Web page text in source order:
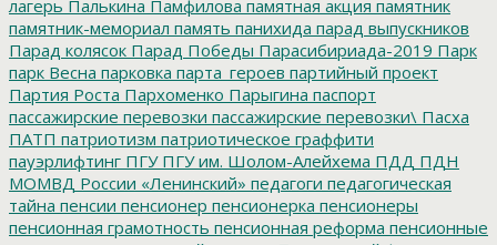
лагерь Палькина Памфилова памятная акция памятник
памятник-мемориал память панихида парад выпускников
Парад колясок Парад Победы Парасибириада-2019 Парк
парк Весна парковка парта_героев партийный проект
Партия Роста Пархоменко Парыгина паспорт
пассажирские перевозки пассажирские перевозки\ Пасха
ПАТП патриотизм патриотическое граффити
пауэрлифтинг ПГУПГУ им. Шолом-Алейхема ПДД ПДН
МОМВД России «Ленинский» педагоги педагогическая
тайна пенсии пенсионер пенсионерка пенсионеры
пенсионная грамотность пенсионная реформа пенсионные